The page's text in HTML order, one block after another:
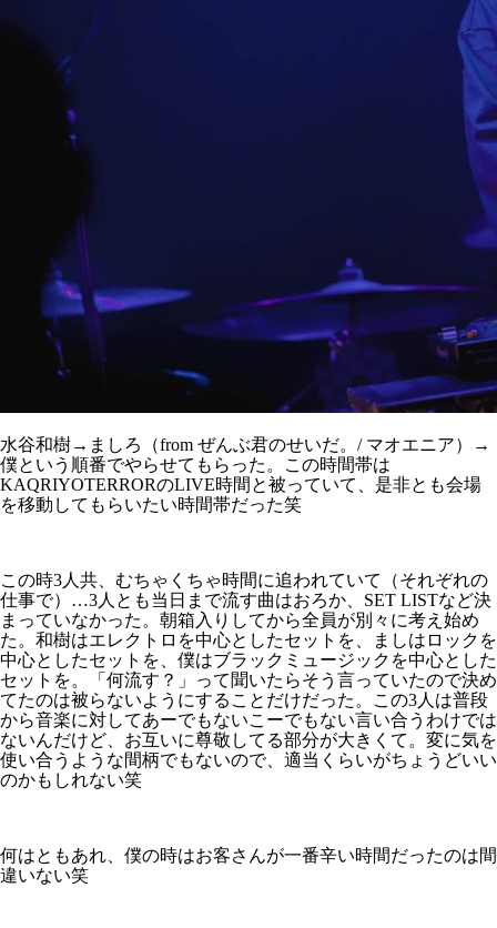
水谷和樹→ましろ（from ぜんぶ君のせいだ。/ マオエニア）→
僕という順番でやらせてもらった。この時間帯は
KAQRIYOTERRORのLIVE時間と被っていて、是非とも会場
を移動してもらいたい時間帯だった笑
この時3人共、むちゃくちゃ時間に追われていて（それぞれの
仕事で）…3人とも当日まで流す曲はおろか、SET LISTなど決
まっていなかった。朝箱入りしてから全員が別々に考え始め
た。和樹はエレクトロを中心としたセットを、ましはロックを
中心としたセットを、僕はブラックミュージックを中心とした
セットを。「何流す？」って聞いたらそう言っていたので決め
てたのは被らないようにすることだけだった。この3人は普段
から音楽に対してあーでもないこーでもない言い合うわけでは
ないんだけど、お互いに尊敬してる部分が大きくて。変に気を
使い合うような間柄でもないので、適当くらいがちょうどいい
のかもしれない笑
何はともあれ、僕の時はお客さんが一番辛い時間だったのは間
違いない笑